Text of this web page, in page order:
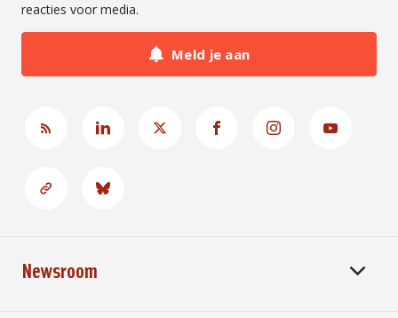
reacties voor media.
Meld je aan
Newsroom